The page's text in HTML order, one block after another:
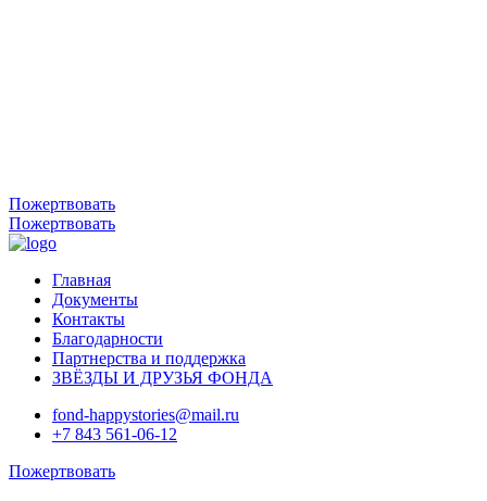
Пожертвовать
Пожертвовать
Главная
Документы
Контакты
Благодарности
Партнерства и поддержка
ЗВЁЗДЫ И ДРУЗЬЯ ФОНДА
fond-happystories@mail.ru
+7 843 561-06-12
Пожертвовать